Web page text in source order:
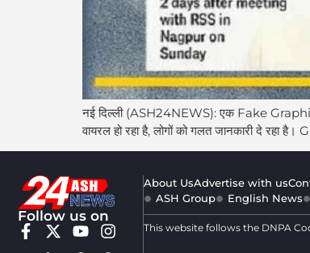
नई दिल्ली (ASH24NEWS): एक Fake Graphic
वायरल हो रहा है, लोगों को गलत जानकारी दे रहा
Follow us on
About UsAdvertise with us
ASH Group
English News
This website follows the DNPA